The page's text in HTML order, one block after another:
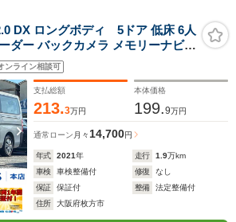
DX ロングボディ 5ドア 低床 6人
ダー バックカメラ メモリーナビ
システム 両側スライドドア キーレ
ABS ESC エアコン パワース
ンドウ
ンライン相談可
支払総額
213.3万円
本体価格
199.9万円
通常ローン 月々 14,700円
年式 2021年 走行 1.9万km
車検
車検整備付 修復
なし
保証
保証付 整備
法定整備付
住所
大阪府枚方市